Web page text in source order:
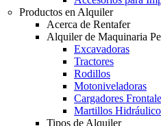
Productos en Alquiler
Acerca de Rentafer
Alquiler de Maquinaria
Excavadoras
Tractores
Rodillos
Motoniveladoras
Cargadores
Martillos
Tipos de Alquiler